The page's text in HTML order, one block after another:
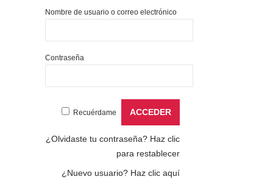
Nombre de usuario o correo electrónico
Contraseña
Recuérdame
¿Olvidaste tu contraseña? Haz clic
para restablecer
¿Nuevo usuario? Haz clic aquí